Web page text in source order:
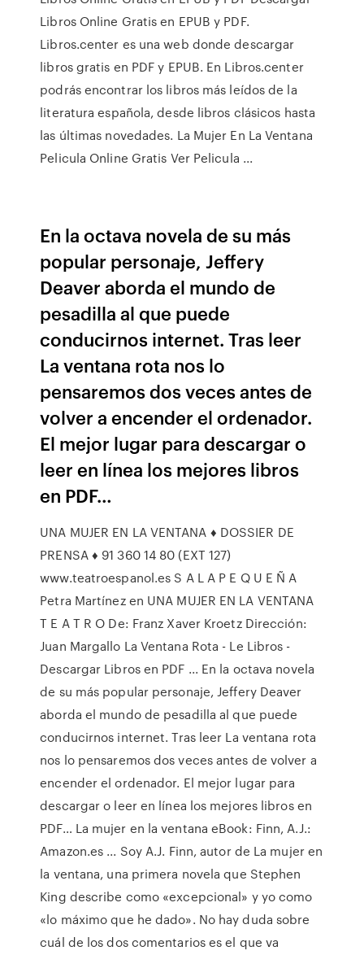
Libros Online Gratis en EPUB y PDF.
Libros.center es una web donde descargar
libros gratis en PDF y EPUB. En Libros.center
podrás encontrar los libros más leídos de la
literatura española, desde libros clásicos hasta
las últimas novedades. La Mujer En La Ventana
Pelicula Online Gratis Ver Pelicula ...
En la octava novela de su más
popular personaje, Jeffery
Deaver aborda el mundo de
pesadilla al que puede
conducirnos internet. Tras leer
La ventana rota nos lo
pensaremos dos veces antes de
volver a encender el ordenador.
El mejor lugar para descargar o
leer en línea los mejores libros
en PDF…
UNA MUJER EN LA VENTANA ♦ DOSSIER DE
PRENSA ♦ 91 360 14 80 (EXT 127)
www.teatroespanol.es S A L A P E Q U E Ñ A
Petra Martínez en UNA MUJER EN LA VENTANA
T E A T R O De: Franz Xaver Kroetz Dirección:
Juan Margallo La Ventana Rota - Le Libros -
Descargar Libros en PDF ... En la octava novela
de su más popular personaje, Jeffery Deaver
aborda el mundo de pesadilla al que puede
conducirnos internet. Tras leer La ventana rota
nos lo pensaremos dos veces antes de volver a
encender el ordenador. El mejor lugar para
descargar o leer en línea los mejores libros en
PDF… La mujer en la ventana eBook: Finn, A.J.:
Amazon.es ... Soy A.J. Finn, autor de La mujer en
la ventana, una primera novela que Stephen
King describe como «excepcional» y yo como
«lo máximo que he dado». No hay duda sobre
cuál de los dos comentarios es el que va